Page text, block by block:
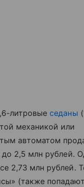
литровые седаны
механикой или
автоматом
до 2,5 млн рублей.
2,73 млн рублей.
(также